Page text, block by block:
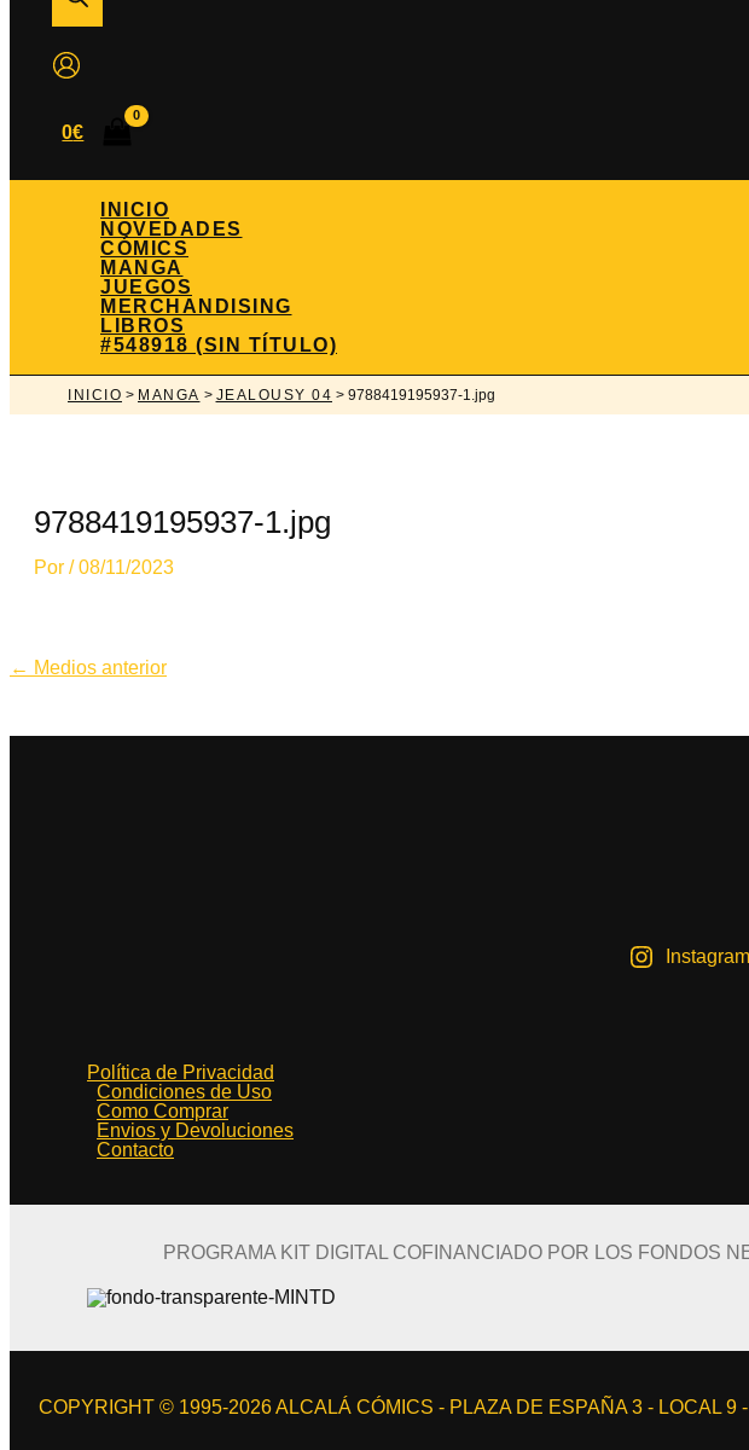
0€
INICIO
NOVEDADES
CÓMICS
MANGA
JUEGOS
MERCHANDISING
LIBROS
#548918 (SIN TÍTULO)
INICIO > MANGA > JEALOUSY 04 > 9788419195937-1.jpg
9788419195937-1.jpg
Por /08/11/2023
Navegación
← Medios anterior
Instagram
Política de Privacidad
Condiciones de Uso
Como Comprar
Envios y Devoluciones
Contacto
PROGRAMA KIT DIGITAL COFINANCIADO POR LOS FONDOS
COPYRIGHT © 1995-2026 ALCALÁ CÓMICS - PLAZA DE ESPAÑA 3 - LOCAL